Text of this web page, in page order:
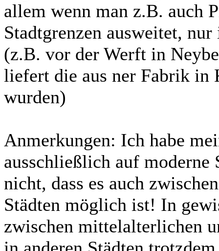
allem wenn man z.B. auch
Stadtgrenzen ausweitet,
(z.B. vor der Werft in
liefert die aus ner Fabrik in
wurden)
Anmerkungen: Ich habe
ausschließlich auf moderne
nicht, dass es auch
Städten möglich ist! In
zwischen mittelalterlichen